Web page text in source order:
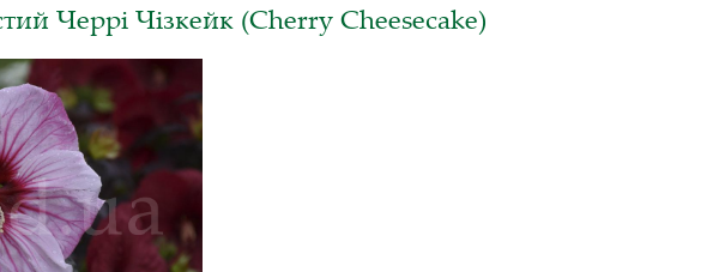
Черрі Чізкейк (Cherry Cheesecake)